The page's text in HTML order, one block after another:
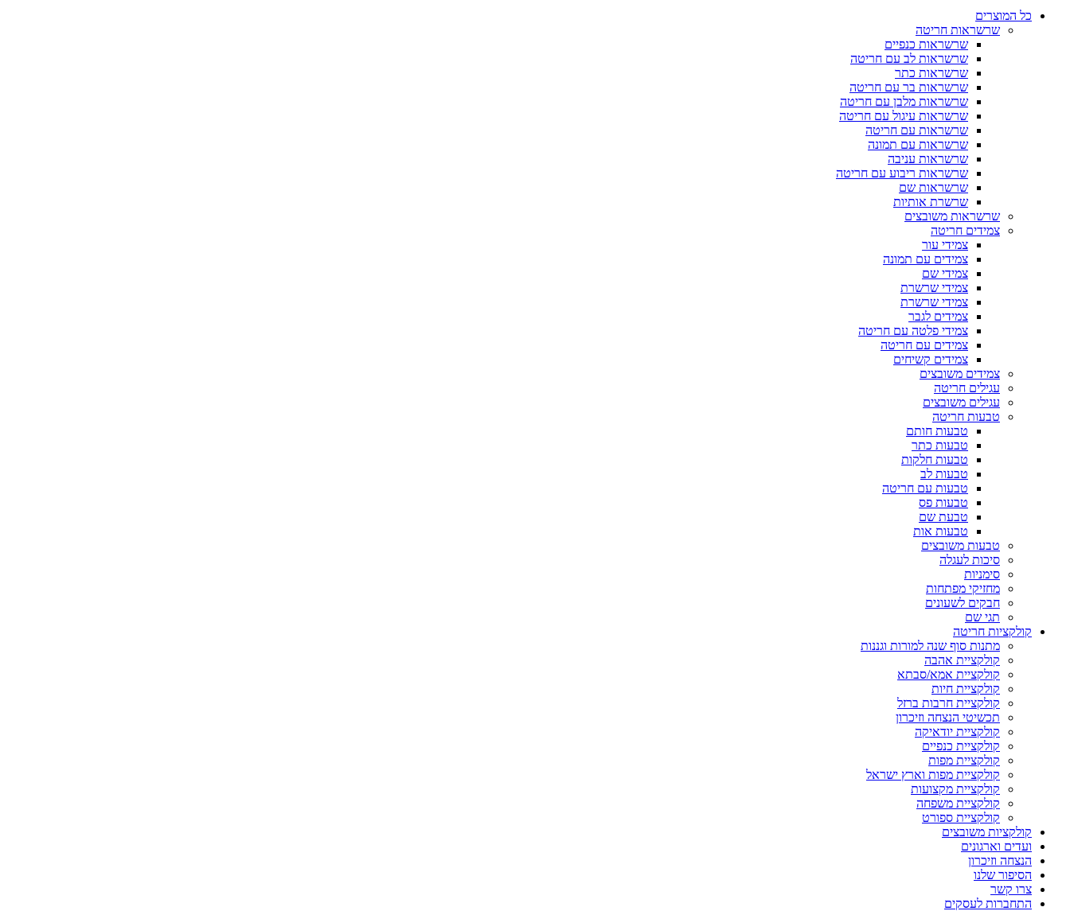
כל המוצרים
שרשראות חריטה
שרשראות כנפיים
שרשראות לב עם חריטה
שרשראות כתר
שרשראות בר עם חריטה
שרשראות מלבן עם חריטה
שרשראות עיגול עם חריטה
שרשראות עם חריטה
שרשראות עם תמונה
שרשראות עניבה
שרשראות ריבוע עם חריטה
שרשראות שם
שרשרת אותיות
שרשראות משובצים
צמידים חריטה
צמידי עור
צמידים עם תמונה
צמידי שם
צמידי שרשרת
צמידי שרשרת
צמידים לגבר
צמידי פלטה עם חריטה
צמידים עם חריטה
צמידים קשיחים
צמידים משובצים
עגילים חריטה
עגילים משובצים
טבעות חריטה
טבעות חותם
טבעות כתר
טבעות חלקות
טבעות לב
טבעות עם חריטה
טבעות פס
טבעת שם
טבעות אות
טבעות משובצים
סיכות לעגלה
סימניות
מחזיקי מפתחות
חבקים לשעונים
תגי שם
קולקציות חריטה
מתנות סוף שנה למורות וגננות
קולקציית אהבה
קולקציית אמא/סבתא
קולקציית חיות
קולקציית חרבות ברזל
תכשיטי הנצחה וזיכרון
קולקציית יודאיקה
קולקציית כנפיים
קולקציית מפות
קולקציית מפות וארץ ישראל
קולקציית מקצועות
קולקציית משפחה
קולקציית ספורט
קולקציות משובצים
ועדים וארגונים
הנצחה וזיכרון
הסיפור שלנו
צרו קשר
התחברות לעסקים